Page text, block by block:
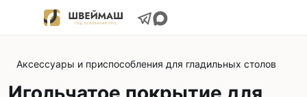
Аксессуары и приспособления для гладильных столов